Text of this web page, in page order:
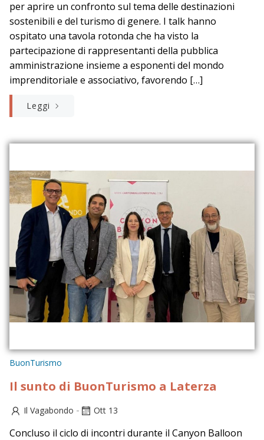
per aprire un confronto sul tema delle destinazioni
sostenibili e del turismo di genere. I talk hanno
ospitato una tavola rotonda che ha visto la
partecipazione di rappresentanti della pubblica
amministrazione insieme a esponenti del mondo
imprenditoriale e associativo, favorendo […]
Leggi
BuonTurismo
Il sunto di BuonTurismo a Laterza
Il Vagabondo - Ott 13
Concluso il ciclo di incontri durante il Canyon Balloon